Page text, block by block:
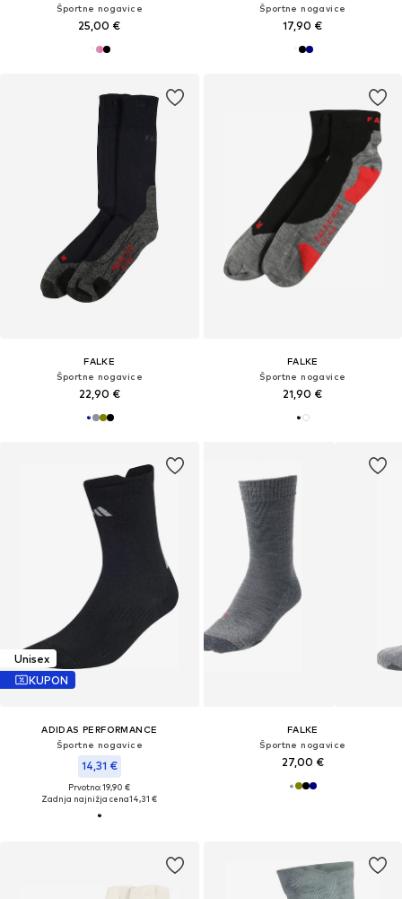
Športne nogavice
25,00 €
Športne nogavice
17,90 €
FALKE
Športne nogavice
22,90 €
FALKE
Športne nogavice
21,90 €
Unisex
KUPON
ADIDAS PERFORMANCE
Športne nogavice
14,31 €
Prvotno: 19,90 €
Zadnja najnižja cena14,31 €
FALKE
Športne nogavice
27,00 €